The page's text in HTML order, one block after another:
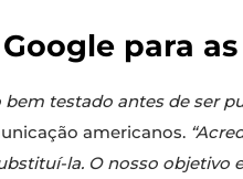
para
testado antes de ser
americanos.
la. O nosso objetivo